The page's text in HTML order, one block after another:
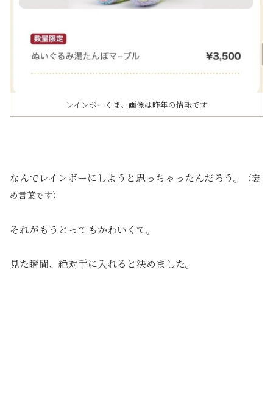
レインボーくま。画像は昨年の情報です
なんでレインボーにしようと思っちゃったんだろう。
（褒
め言葉です）
それがもうとってもかわいくて。
見た瞬間、絶対手に入れると決めました。